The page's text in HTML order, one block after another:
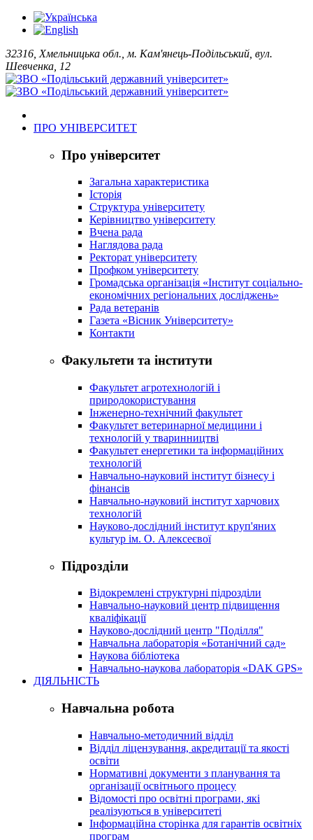
32316, Хмельницька обл., м. Кам'янець-Подільський, вул.
Шевченка, 12
ПРО УНІВЕРСИТЕТ
Про університет
Загальна характеристика
Історія
Структура університету
Керівництво університету
Вчена рада
Наглядова рада
Ректорат університету
Профком університету
Громадська організація «Інститут соціально-
економічних регіональних досліджень»
Рада ветеранів
Газета «Вісник Університету»
Контакти
Факультети та інститути
Факультет агротехнологій і
природокористування
Інженерно-технічний факультет
Факультет ветеринарної медицини і
технологій у тваринництві
Факультет енергетики та інформаційних
технологій
Навчально-науковий інститут бізнесу і
фінансів
Навчально-науковий інститут харчових
технологій
Науково-дослідний інститут круп'яних
культур ім. О. Алексеєвої
Підрозділи
Відокремлені структурні підрозділи
Навчально-науковий центр підвищення
кваліфікації
Науково-дослідний центр "Поділля"
Навчальна лабораторія «Ботанічний сад»
Наукова бібліотека
Навчально-наукова лабораторія «DAK GPS»
ДІЯЛЬНІСТЬ
Навчальна робота
Навчально-методичний відділ
Відділ ліцензування, акредитації та якості
освіти
Нормативні документи з планування та
організації освітнього процесу
Відомості про освітні програми, які
реалізуються в університеті
Інформаційна сторінка для гарантів освітніх
програм